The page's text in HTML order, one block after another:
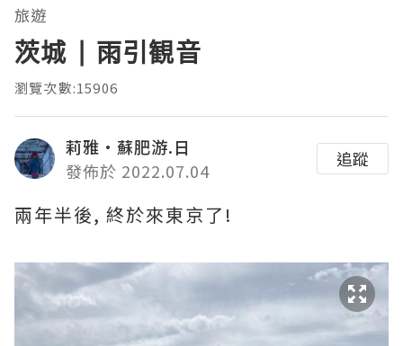
旅遊
茨城 | 雨引観音
瀏覽次數:15906
莉雅·蘇肥游.日
發佈於 2022.07.04
追蹤
兩年半後, 終於來東京了!